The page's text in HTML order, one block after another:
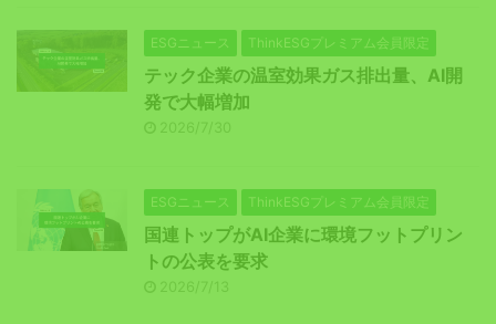
ESGニュース ThinkESGプレミアム会員限定
テック企業の温室効果ガス排出量、AI開
発で大幅増加
2026/7/30
ESGニュース ThinkESGプレミアム会員限定
国連トップがAI企業に環境フットプリン
トの公表を要求
2026/7/13